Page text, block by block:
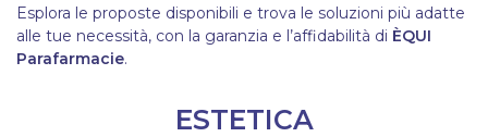
Esplora le proposte disponibili e trova le soluzioni più adatte
alle tue necessità, con la garanzia e l’affidabilità di ÈQUI
Parafarmacie.
ESTETICA